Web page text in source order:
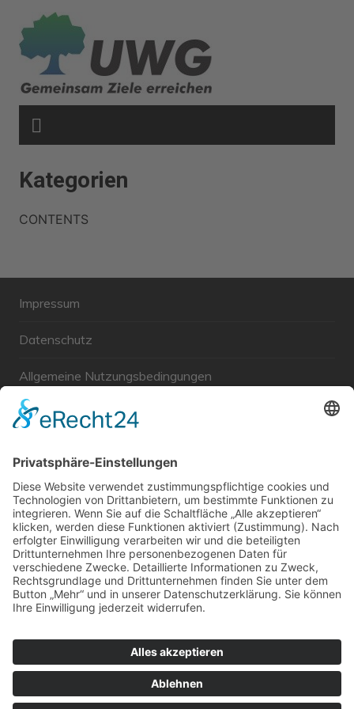
Inhalt
springen
Kategorien
CONTENTS
Impressum
Datenschutz
Allgemeine Nutzungsbedingungen
Links
Unabhängige WählerGemeinschaft Gröbenzell
Wir sind ein Querschnitt der Gesellschaft bezüglich des
Alters, der Berufe, Herkunft, Interessen und Ansichten.
Bei uns kann man nicht Mitglied werden und wir haben
keine starren Strukturen, aber dafür viel Energie und
Bei uns kann jeder Mensch mitmachen!